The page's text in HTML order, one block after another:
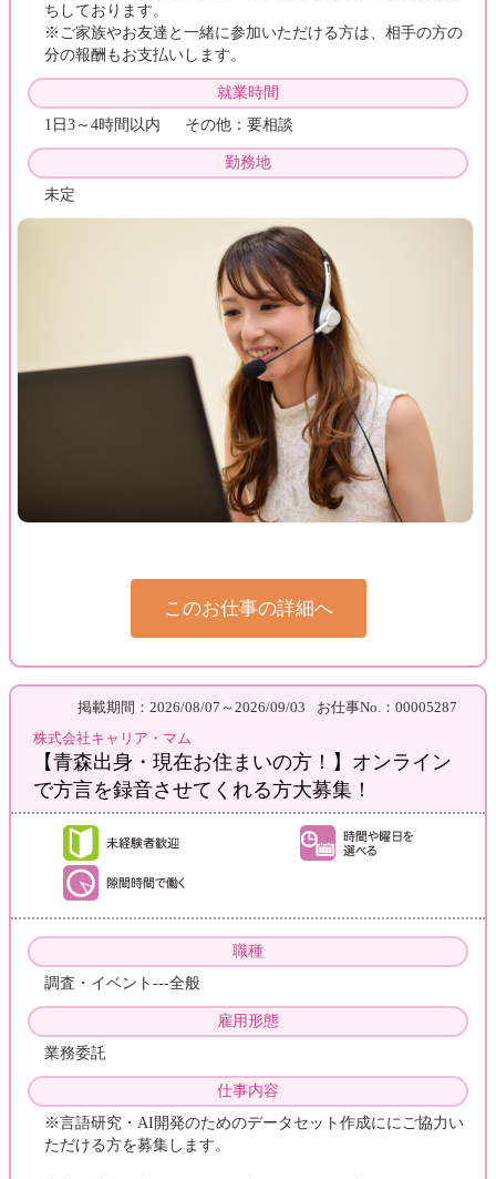
ちしております。
※ご家族やお友達と一緒に参加いただける方は、相手の方の
分の報酬もお支払いします。
就業時間
1日3～4時間以内 その他：要相談
勤務地
未定
このお仕事の詳細へ
掲載期間：2026/08/07～2026/09/03
お仕事No.：00005287
株式会社キャリア・マム
【青森出身・現在お住まいの方！】オンライン
で方言を録音させてくれる方大募集！
職種
調査・イベント---全般
雇用形態
業務委託
仕事内容
※言語研究・AI開発のためのデータセット作成ににご協力い
ただける方を募集します。